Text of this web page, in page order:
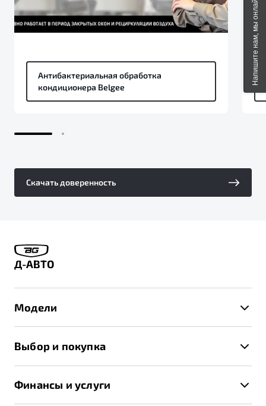
Антибактериальная обработка
кондиционера Belgee
Скачать доверенность
Д-АВТО
Модели
X70
Выбор и покупка
Спецпредложения и Акции
Финансы и услуги
Напишите нам, мы онлайн!